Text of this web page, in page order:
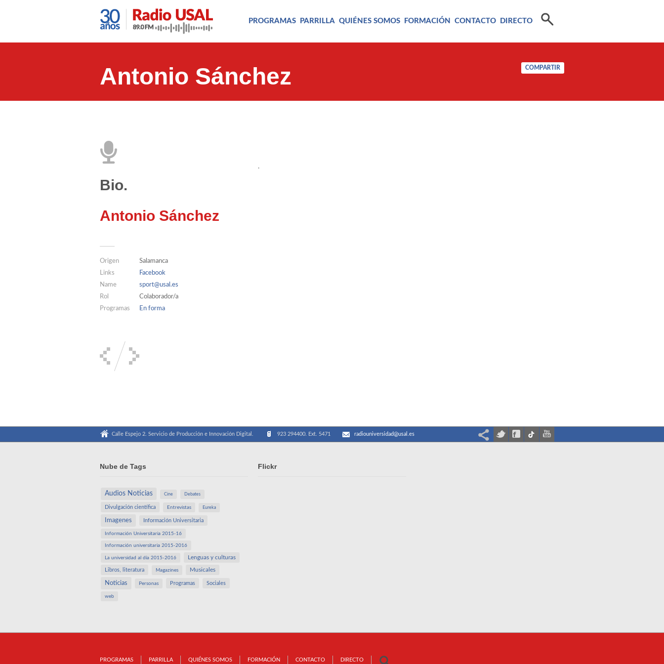
PROGRAMAS PARRILLA QUIÉNES SOMOS FORMACIÓN CONTACTO DIRECTO
Antonio Sánchez COMPARTIR
Bio.
Antonio Sánchez
Origen
Salamanca
Links
Facebook
Name
sport@usal.es
Rol
Colaborador/a
Programas
En forma
.
Calle Espejo 2. Servicio de Producción e Innovación Digital. 923 294400. Ext. 5471 radiouniversidad@usal.es
Nube de Tags
Audios Noticias Cine Debates
Divulgación científica Entrevistas Eureka
Imagenes Información Universitaria
Información Universitaria 2015-16
Información universitaria 2015-2016
La universidad al día 2015-2016 Lenguas y culturas
Libros, literatura Magazines Musicales
Noticias Personas Programas Sociales
web
Flickr
PROGRAMAS PARRILLA QUIÉNES SOMOS FORMACIÓN CONTACTO DIRECTO